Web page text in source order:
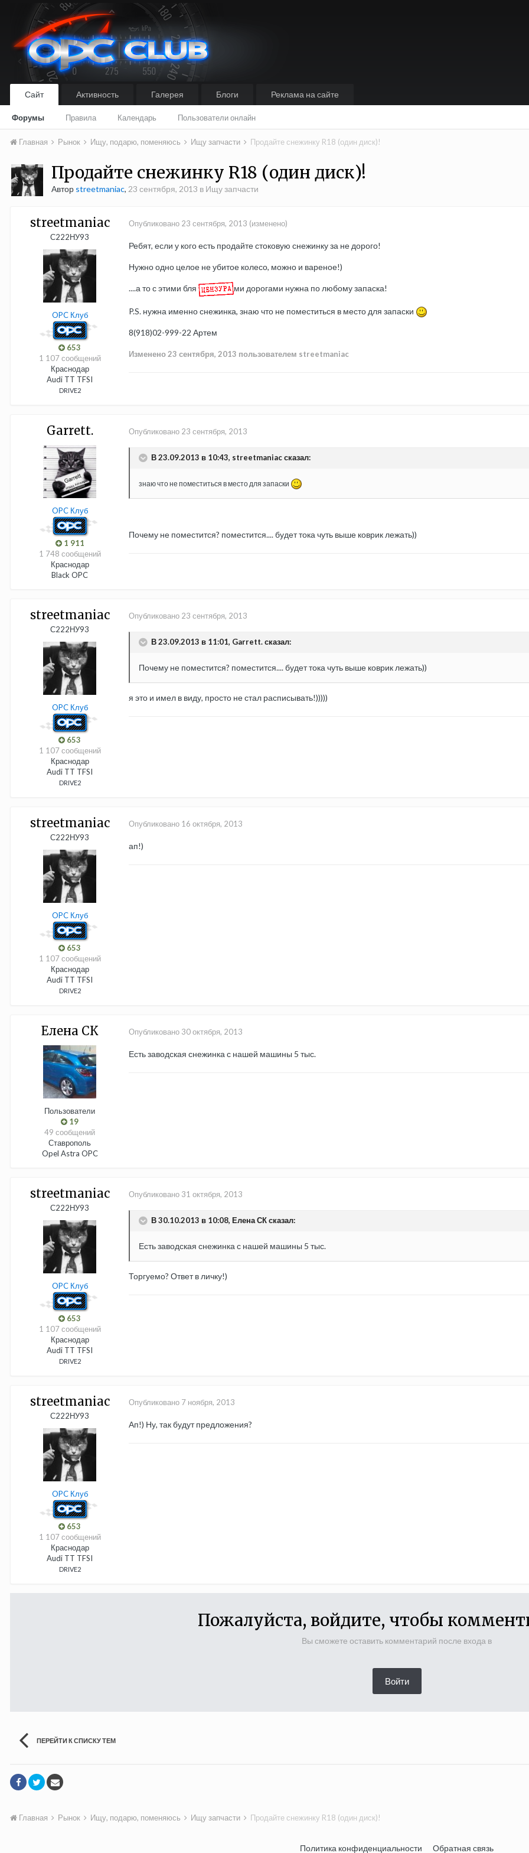
Сайт
Форумы Правила Календарь Пользователи онлайн
Активность Галерея Блоги Реклама на сайте
Главная Рынок Ищу, подарю, поменяюсь Ищу запчасти Продайте снежинку R18 (один диск)!
Продайте снежинку R18 (один диск)!
Автор streetmaniac, 23 сентября, 2013 в Ищу запчасти
streetmaniac
С222НУ93
OPC Клуб
653
1 107 сообщений
Краснодар
Audi TT TFSI
DRIVE2
Опубликовано 23 сентября, 2013 (изменено)
Ребят, если у кого есть продайте стоковую снежинку за не дорого!
Нужно одно целое не убитое колесо, можно и вареное!)
....а то с этими бля ми дорогами нужна по любому запаска!
P.S. нужна именно снежинка, знаю что не поместиться в место для запаски
8(918)02-999-22 Артем
Изменено23 сентября, 2013 пользователем streetmaniac
Garrett.
OPC Клуб
1 911
1 748 сообщений
Краснодар
Black OPC
Опубликовано 23 сентября, 2013
В 23.09.2013 в 10:43, streetmaniac сказал:
знаю что не поместиться в место для запаски
Почему не поместится? поместится.... будет тока чуть выше коврик лежать))
streetmaniac
С222НУ93
OPC Клуб
653
1 107 сообщений
Краснодар
Audi TT TFSI
DRIVE2
Опубликовано 23 сентября, 2013
В 23.09.2013 в 11:01, Garrett. сказал:
Почему не поместится? поместится.... будет тока чуть выше коврик лежать))
я это и имел в виду, просто не стал расписывать!)))))
streetmaniac
С222НУ93
OPC Клуб
653
1 107 сообщений
Краснодар
Audi TT TFSI
DRIVE2
Опубликовано 16 октября, 2013
ап!)
Елена СК
Пользователи
19
49 сообщений
Ставрополь
Opel Astra OPC
Опубликовано 30 октября, 2013
Есть заводская снежинка с нашей машины 5 тыс.
streetmaniac
С222НУ93
OPC Клуб
653
1 107 сообщений
Краснодар
Audi TT TFSI
DRIVE2
Опубликовано 31 октября, 2013
В 30.10.2013 в 10:08, Елена СК сказал:
Есть заводская снежинка с нашей машины 5 тыс.
Торгуемо? Ответ в личку!)
streetmaniac
С222НУ93
OPC Клуб
653
1 107 сообщений
Краснодар
Audi TT TFSI
DRIVE2
Опубликовано 7 ноября, 2013
Ап!) Ну, так будут предложения?
Пожалуйста, войдите, чтобы
Вы сможете оставить комментарий после входа в
Войти
ПЕРЕЙТИ К СПИСКУ ТЕМ
Главная Рынок Ищу, подарю, поменяюсь Ищу запчасти Продайте снежинку R18 (один диск)!
Политика конфиденциальности Обратная связь